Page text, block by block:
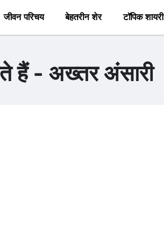
जीवन परिचय बेहतरीन शेर टॉपिक शायरी
हैं - अख्तर अंसारी